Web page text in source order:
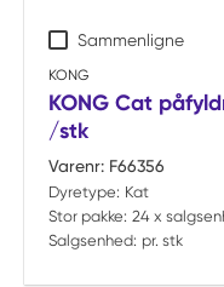
Sammenligne
KONG
KONG Cat
/stk
Varenr: F66356
Dyretype: Kat
Stor pakke: 24 x
Salgsenhed: pr. stk